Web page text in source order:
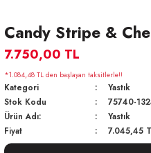
Candy Stripe &
7.750,00 TL
*1.084,48 TL den başlayan taksitlerle!!
Kategori
Yastık
Stok Kodu
75740-
Ürün Adı:
Yastık
Fiyat
7.045,45